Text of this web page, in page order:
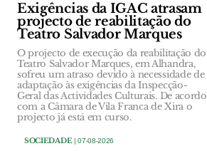
Exigências da IGAC atrasam
projecto de reabilitação do
Teatro Salvador Marques
O projecto de execução da reabilitação do
Teatro Salvador Marques, em Alhandra,
sofreu um atraso devido à necessidade de
adaptação às exigências da Inspecção-
Geral das Actividades Culturais. De acordo
com a Câmara de Vila Franca de Xira o
projecto já está em curso.
SOCIEDADE| 07-08-2026